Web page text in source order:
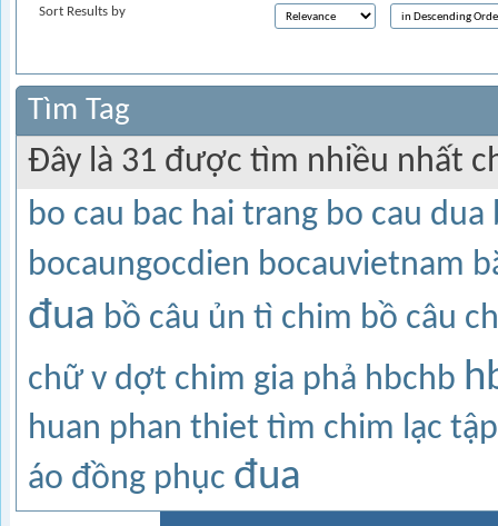
Sort Results by
Tìm Tag
Đây là 31 được tìm nhiều nhất
bo cau bac hai trang bo cau dua
bocaungocdien bocauvietnam
đua bồ câu ủn tì chim bồ câu
chữ v dợt chim gia phả hbchb
huan phan thiet tìm chim lạc
áo đồng phục đua